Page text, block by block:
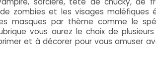
zombies et les visages maléfiques
masques par thème comme le
vous aurez le choix de
et à décorer pour vous amuser